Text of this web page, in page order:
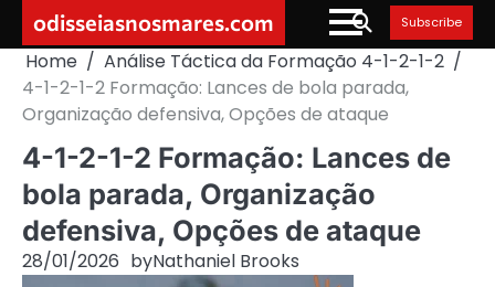
content
odisseiasnosmares.com Subscribe
Home
Análise Táctica da Formação 4-1-2-1-2
4-1-2-1-2 Formação: Lances de bola parada,
Organização defensiva, Opções de ataque
4-1-2-1-2 Formação: Lances de
bola parada, Organização
defensiva, Opções de ataque
28/01/2026 byNathaniel Brooks